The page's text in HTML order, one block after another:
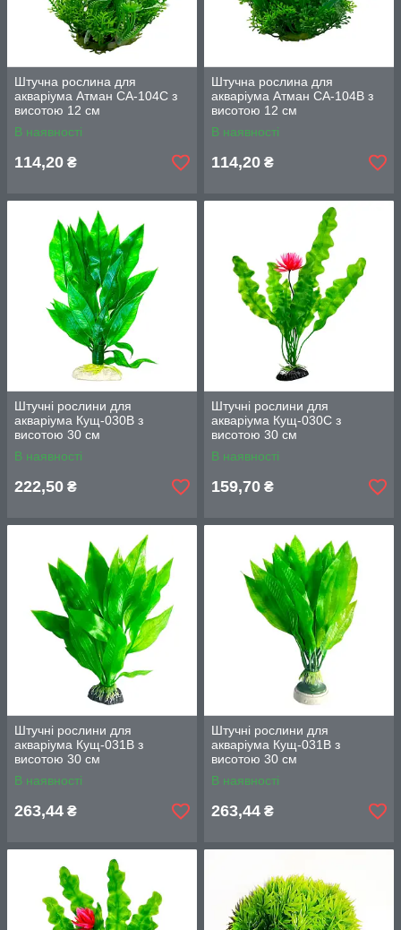
Штучна рослина для
акваріума Атман CA-104C з
висотою 12 см
В наявності
114,20 ₴
Штучна рослина для
акваріума Атман CA-104B з
висотою 12 см
В наявності
114,20 ₴
Штучні рослини для
акваріума Кущ-030B з
висотою 30 см
В наявності
222,50 ₴
Штучні рослини для
акваріума Кущ-030C з
висотою 30 см
В наявності
159,70 ₴
Штучні рослини для
акваріума Кущ-031B з
висотою 30 см
В наявності
263,44 ₴
Штучні рослини для
акваріума Кущ-031B з
висотою 30 см
В наявності
263,44 ₴